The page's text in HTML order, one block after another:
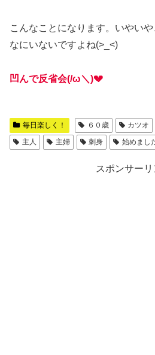
こんなことになります。いやい
なにいないですよね(>_<)
凹んで反省会(/ω＼)💔
毎日楽しく！ ６０歳 カツオ
主人
主婦 刺身 始めまし
スポンサーリ